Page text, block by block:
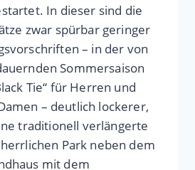
In dieser sind die
zwar spürbar geringer
– in der von
Sommersaison
Tie“ für Herren und
– deutlich lockerer,
traditionell verlängerte
Park neben dem
mit dem